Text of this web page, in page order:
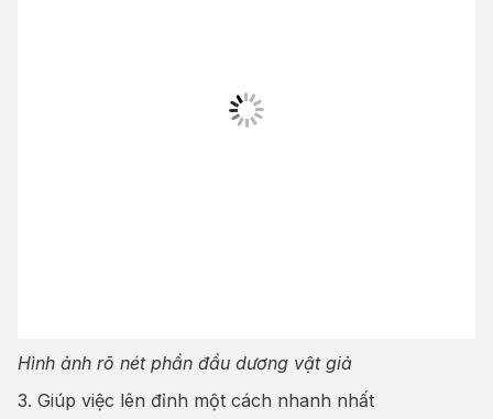
Hình ảnh rõ nét phần đầu dương vật giả
3. Giúp việc lên đỉnh một cách nhanh nhất